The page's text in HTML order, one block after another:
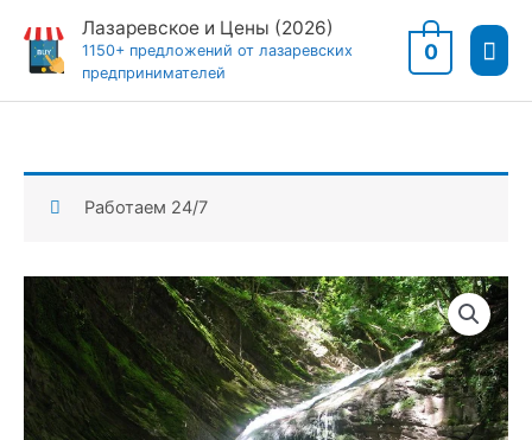
содержимому
Лазаревское и Цены (2026)
1150+ предложений от лазаревских
предпринимателей
0
Работаем 24/7